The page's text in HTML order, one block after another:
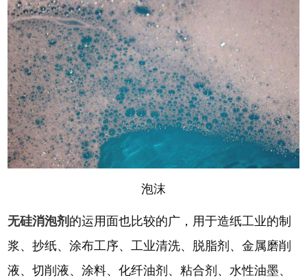
泡沫
无硅消泡剂 的运用面也比较的广，用于造纸工业的制
浆、抄纸、涂布工序、工业清洗、脱脂剂、金属磨削
液、切削液、涂料、化纤油剂、粘合剂、水性油墨、